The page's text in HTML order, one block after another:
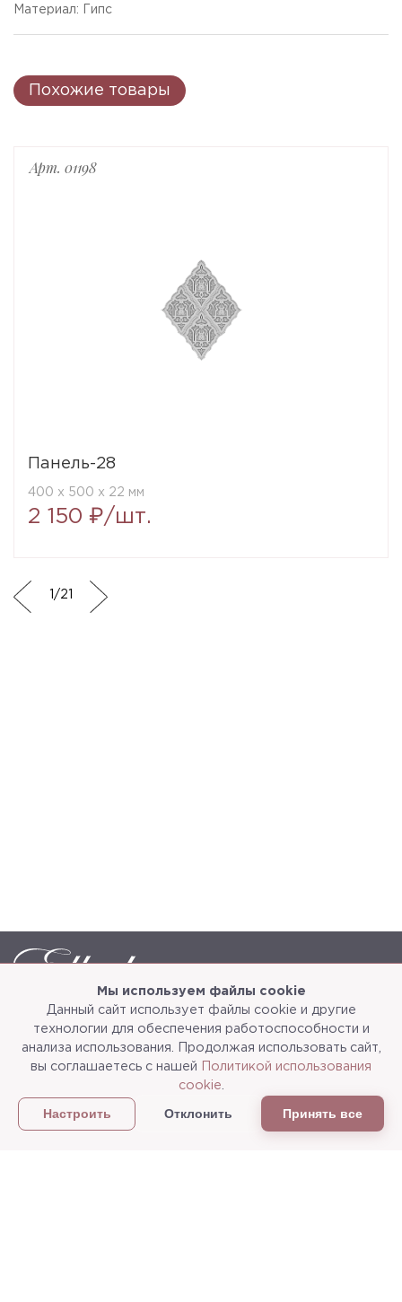
Мы используем файлы cookie
Данный сайт использует файлы cookie и другие
технологии для обеспечения работоспособности и
анализа использования. Продолжая использовать сайт,
вы соглашаетесь с нашей
Политикой использования
cookie
Настроить Отклонить Принять все
Материал: Гипс
Похожие товары
Арт. 01198
Панель-28
400 x 500 x 22 мм
2 150 ₽/шт.
/21
Каталог О компании
3d-тур
Сотрудничество Доставка и упаковка
Политика конфиденциальности